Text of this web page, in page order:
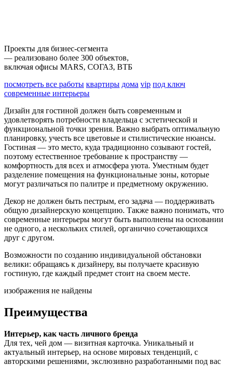
Проекты для бизнес-сегмента
— реализовано более 300 объектов,
включая офисы MARS, СОГАЗ, ВТБ
посмотреть все работы квартиры дома vip под ключ
современные интерьеры
Дизайн для гостиной должен быть современным и
удовлетворять потребности владельца с эстетической и
функциональной точки зрения. Важно выбрать оптимальную
планировку, учесть все цветовые и стилистические нюансы.
Гостиная — это место, куда традиционно созывают гостей,
поэтому естественное требование к пространству —
комфортность для всех и атмосфера уюта. Уместным будет
разделение помещения на функциональные зоны, которые
могут различаться по палитре и предметному окружению.
Декор не должен быть пестрым, его задача — поддерживать
общую дизайнерскую концепцию. Также важно понимать, что
современные интерьеры могут быть выполнены на основании
не одного, а нескольких стилей, органично сочетающихся
друг с другом.
Возможности по созданию индивидуальной обстановки
велики: обращаясь к дизайнеру, вы получаете красивую
гостиную, где каждый предмет стоит на своем месте.
изображения не найдены
Преимущества
Интерьер, как часть личного бренда
Для тех, чей дом — визитная карточка. Уникальный и
актуальный интерьер, на основе мировых тенденций, с
авторскими решениями, экслюзивно разработанными под вас